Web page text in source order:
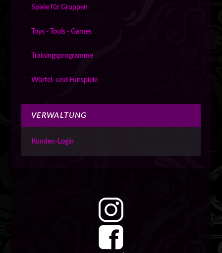
Spiele für Gruppen
Toys - Tools - Games
Trainingsprogramme
Würfel- und Funspiele
VERWALTUNG
Kunden-Login